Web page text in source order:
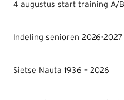
4 augustus start training A/
Indeling senioren 2026-2027
Sietse Nauta 1936 – 2026